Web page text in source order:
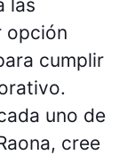
las
opción
cumplir
uno de
cree